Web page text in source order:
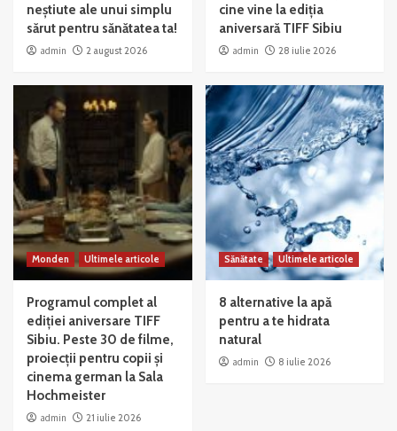
neștiute ale unui simplu
sărut pentru sănătatea ta!
admin 2 august 2026
cine vine la ediția
aniversară TIFF Sibiu
admin 28 iulie 2026
Monden Ultimele articole
Programul complet al
ediției aniversare TIFF
Sibiu. Peste 30 de filme,
proiecții pentru copii și
cinema german la Sala
Hochmeister
admin 21 iulie 2026
Sănătate Ultimele articole
8 alternative la apă
pentru a te hidrata
natural
admin 8 iulie 2026